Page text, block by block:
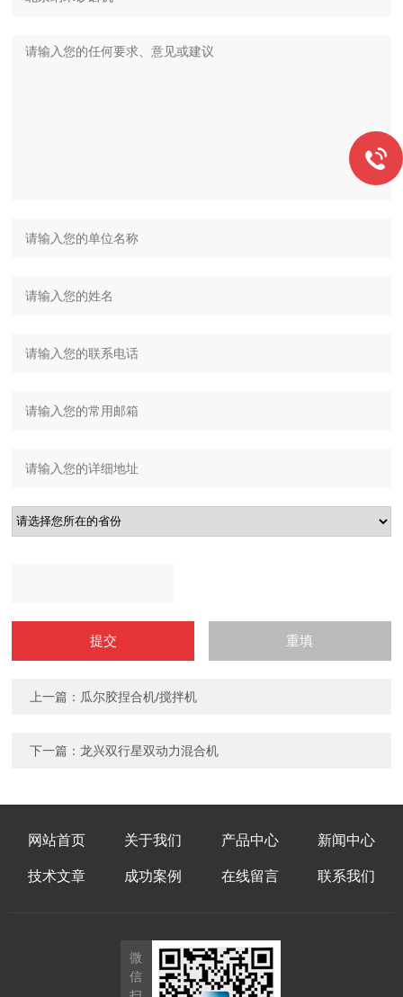
上一篇：瓜尔胶捏合机/搅拌机
下一篇：龙兴双行星双动力混合机
网站首页 关于我们 产品中心 新闻中心
技术文章 成功案例 在线留言 联系我们
微
信